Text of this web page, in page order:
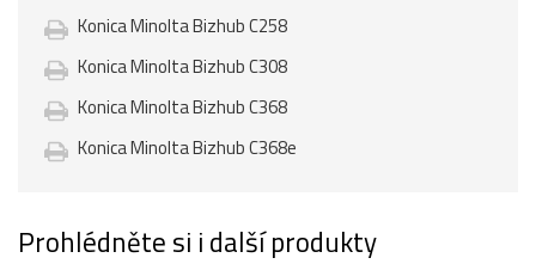
Konica Minolta Bizhub C258
Konica Minolta Bizhub C308
Konica Minolta Bizhub C368
Konica Minolta Bizhub C368e
Prohlédněte si i další produkty